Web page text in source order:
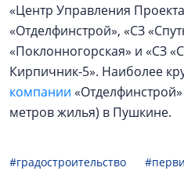
«Центр Управления
«Отделфинстрой», «СЗ
«Поклонногорская» и «СЗ
Кирпичник-5». Наиболее
компании
метров жилья) в Пушкине.
#градостроительство